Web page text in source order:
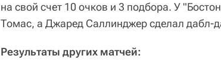
на свой счет 10 очков и 3 подбора. У
Томас, а Джаред Саллинджер сделал дабл-
Результаты других матчей: